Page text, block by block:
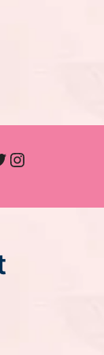
Instagram